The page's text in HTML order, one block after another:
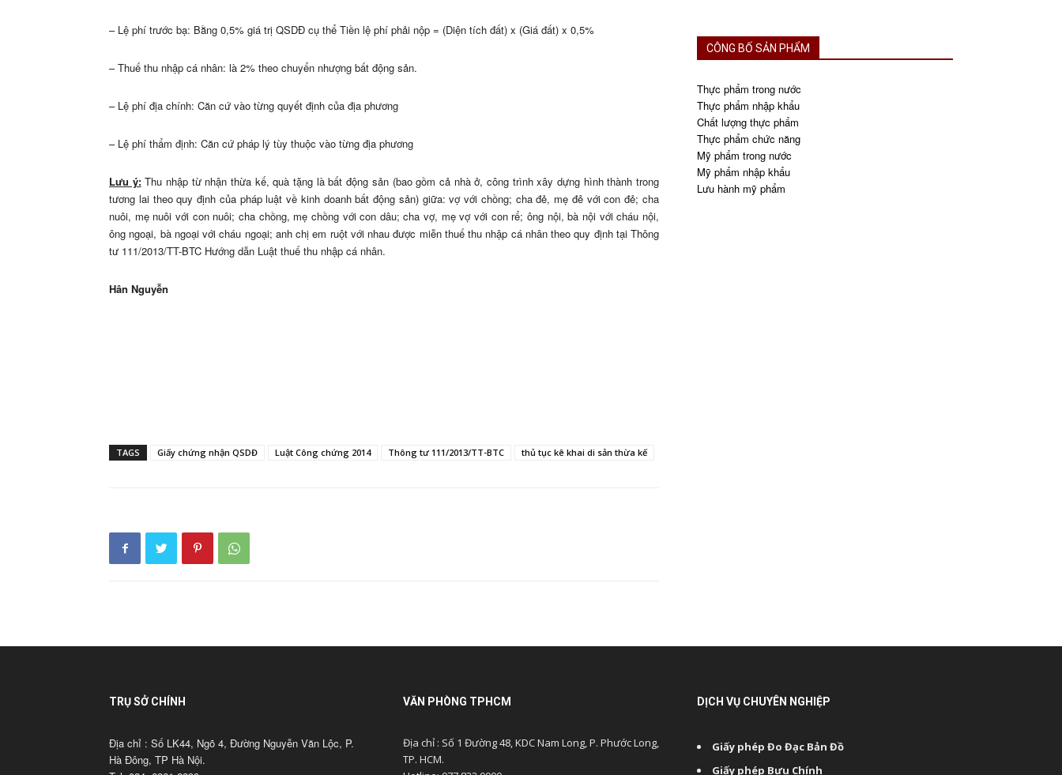
– Lệ phí trước bạ: Bằng 0,5% giá trị QSDĐ cụ thể Tiền lệ phí phải nộp = (Diện tích đất) x (Giá đất) x 0,5%
– Thuế thu nhập cá nhân: là 2% theo chuyển nhượng bất động sản.
– Lệ phí địa chính: Căn cứ vào từng quyết định của địa phương
– Lệ phí thẩm định: Căn cứ pháp lý tùy thuộc vào từng địa phương
Lưu ý:Thu nhập từ nhận thừa kế, quà tặng là bất động sản (bao gồm cả nhà ở, công trình xây dựng hình thành trong
tương lai theo quy định của pháp luật về kinh doanh bất động sản) giữa: vợ với chồng; cha đẻ, mẹ đẻ với con đẻ; cha
nuôi, mẹ nuôi với con nuôi; cha chồng, mẹ chồng với con dâu; cha vợ, mẹ vợ với con rể; ông nội, bà nội với cháu nội,
ông ngoại, bà ngoại với cháu ngoại; anh chị em ruột với nhau được miễn thuế thu nhập cá nhân theo quy định tại Thông
tư 111/2013/TT-BTC Hướng dẫn Luật thuế thu nhập cá nhân.
Hân Nguyễn
TAGS Giấy chứng nhận QSDĐ Luật Công chứng 2014 Thông tư 111/2013/TT-BTC thủ tục kê khai di sản thừa kế
CÔNG BỐ SẢN PHẨM
Thực phẩm trong nước
Thực phẩm nhập khẩu
Chất lượng thực phẩm
Thực phẩm chức năng
Mỹ phẩm trong nước
Mỹ phẩm nhập khẩu
Lưu hành mỹ phẩm
TRỤ SỞ CHÍNH
Địa chỉ : Số LK44, Ngõ 4, Đường Nguyễn Văn Lộc, P.
Hà Đông, TP Hà Nội.
VĂN PHÒNG TPHCM
Địa chỉ : Số 1 Đường 48, KDC Nam Long, P. Phước Long,
TP. HCM.
DỊCH VỤ CHUYÊN NGHIỆP
Giấy phép Đo Đạc Bản Đồ
Giấy phép Bưu Chính